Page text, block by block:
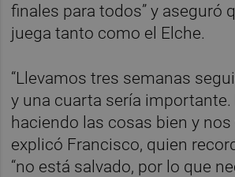
finales para todos” y aseguró
juega tanto como el Elche.
“Llevamos tres semanas
y una cuarta sería importante.
haciendo las cosas bien y nos
explicó Francisco, quien
“no está salvado, por lo que